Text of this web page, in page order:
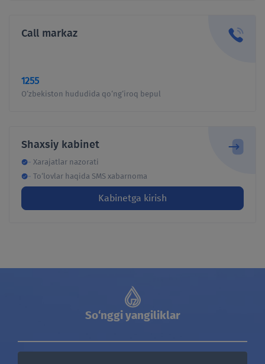
Ko'p uchraydigon savollar
Mediateka-and
OAV biz haqimizda
Axborot xizmati bilan
Call markaz
1255
O‘zbekiston hududida qo‘ng‘iroq bepul
Shaxsiy kabinet
Xarajatlar nazorati
To‘lovlar haqida SMS xabarnoma
Kabinetga kirish
So‘nggi yangiliklar